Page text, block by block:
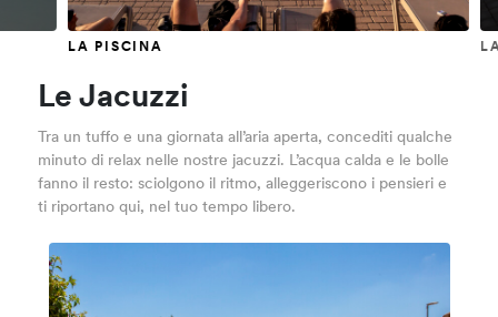
LA PISCINA LA
Le Jacuzzi
Tra un tuffo e una giornata all’aria aperta, concediti qualche
minuto di relax nelle nostre jacuzzi. L’acqua calda e le bolle
fanno il resto: sciolgono il ritmo, alleggeriscono i pensieri e
ti riportano qui, nel tuo tempo libero.